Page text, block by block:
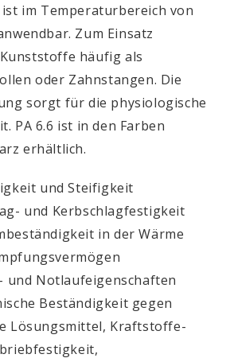
ist im Temperaturbereich von
Zum Einsatz
häufig als
oder Zahnstangen. Die
sorgt für die physiologische
PA 6.6 ist in den Farben
erhältlich.
und Steifigkeit
und Kerbschlagfestigkeit
in der Wärme
und Notlaufeigenschaften
Beständigkeit gegen
Lösungsmittel, Kraftstoffe-